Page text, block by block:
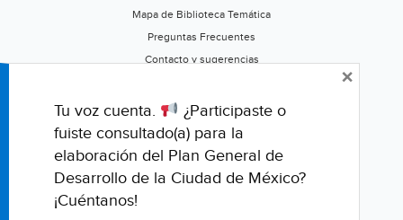
Mapa de Biblioteca Temática
Preguntas Frecuentes
Contacto y sugerencias
Califica este portal
Tu voz cuenta.
¿Participaste o
fuiste consultado(a) para la
elaboración del Plan General de
Desarrollo de la Ciudad de México?
¡Cuéntanos!
×